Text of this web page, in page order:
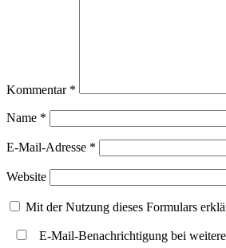
Kommentar *
Name *
E-Mail-Adresse *
Website
Mit der Nutzung dieses Formulars
E-Mail-Benachrichtigung bei